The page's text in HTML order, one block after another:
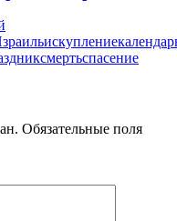
искупление
смертьспасение
Обязательные поля